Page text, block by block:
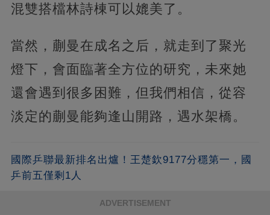
混雙搭檔林詩棟可以媲美了。
當然，蒯曼在成名之后，就走到了聚光
燈下，會面臨著全方位的研究，未來她
還會遇到很多困難，但我們相信，從容
淡定的蒯曼能夠逢山開路，遇水架橋。
國際乒聯最新排名出爐！王楚欽9177分穩第一，國
乒前五僅剩1人
ADVERTISEMENT